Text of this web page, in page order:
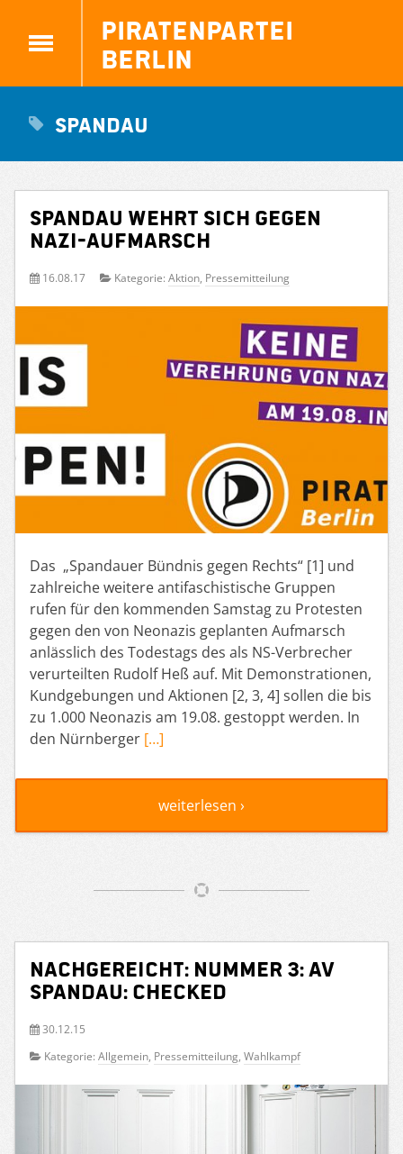
Piratenpartei
Berlin
Spandau
Spandau wehrt sich gegen
Nazi-Aufmarsch
16.08.17 Kategorie: Aktion, Pressemitteilung
Das „Spandauer Bündnis gegen Rechts“ [1] und
zahlreiche weitere antifaschistische Gruppen
rufen für den kommenden Samstag zu Protesten
gegen den von Neonazis geplanten Aufmarsch
anlässlich des Todestags des als NS-Verbrecher
verurteilten Rudolf Heß auf. Mit Demonstrationen,
Kundgebungen und Aktionen [2, 3, 4] sollen die bis
zu 1.000 Neonazis am 19.08. gestoppt werden. In
den Nürnberger […]
weiterlesen ›
Nachgereicht: Nummer 3: AV
Spandau: checked
30.12.15
Kategorie: Allgemein, Pressemitteilung, Wahlkampf